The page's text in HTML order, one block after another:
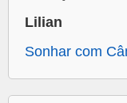
Lilian
Sonhar com